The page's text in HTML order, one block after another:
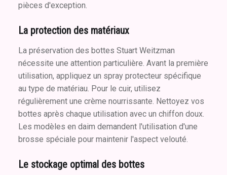
pièces d'exception.
La protection des matériaux
La préservation des bottes Stuart Weitzman
nécessite une attention particulière. Avant la première
utilisation, appliquez un spray protecteur spécifique
au type de matériau. Pour le cuir, utilisez
régulièrement une crème nourrissante. Nettoyez vos
bottes après chaque utilisation avec un chiffon doux.
Les modèles en daim demandent l'utilisation d'une
brosse spéciale pour maintenir l'aspect velouté.
Le stockage optimal des bottes